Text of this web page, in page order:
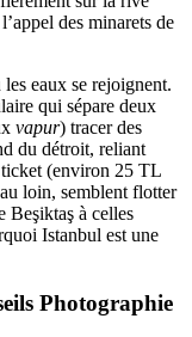
des minarets de
eaux se rejoignent.
qui sépare deux
vapur) tracer des
du détroit, reliant
ticket (environ 25 TL
loin, semblent flotter
Beşiktaş à celles
Istanbul est une
Photographie